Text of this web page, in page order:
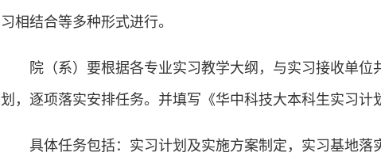
习相结合等多种形式进行。
院（系）要根据各专业实习教学大纲，与实习接收单位
划，逐项落实安排任务。并填写《华中科技大本科生实习计
具体任务包括：实习计划及实施方案制定，实习基地落